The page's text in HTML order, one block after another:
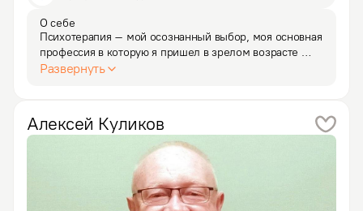
О себе
Психотерапия – мой осознанный выбор, моя основная
профессия в которую я пришел в зрелом возрасте
пережив много психоэмоциональных проблем
Развернуть
Алексей Куликов